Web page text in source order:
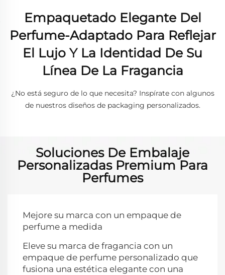
Empaquetado Elegante Del
Perfume-Adaptado Para Reflejar
El Lujo Y La Identidad De Su
Línea De La Fragancia
¿No está seguro de lo que necesita? Inspírate con algunos
de nuestros diseños de packaging personalizados.
Soluciones De Embalaje
Personalizadas Premium Para
Perfumes
Mejore su marca con un empaque de
perfume a medida
Eleve su marca de fragancia con un
empaque de perfume personalizado que
fusiona una estética elegante con una